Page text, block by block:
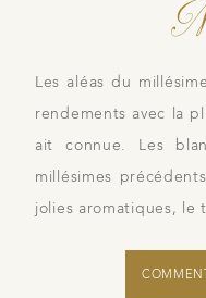
Les aléas du
rendements avec la
ait connue. Les
millésimes
jolies aromatiques, le